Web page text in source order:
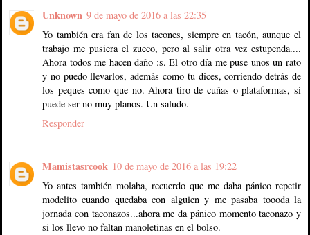
Unknown 9 de mayo de 2016 a las 22:35
Yo también era fan de los tacones, siempre en tacón, aunque el
trabajo me pusiera el zueco, pero al salir otra vez estupenda....
Ahora todos me hacen daño :s. El otro día me puse unos un rato
y no puedo llevarlos, además como tu dices, corriendo detrás de
los peques como que no. Ahora tiro de cuñas o plataformas, si
puede ser no muy planos. Un saludo.
Responder
Mamistasrcook 10 de mayo de 2016 a las 19:22
Yo antes también molaba, recuerdo que me daba pánico repetir
modelito cuando quedaba con alguien y me pasaba toooda la
jornada con taconazos...ahora me da pánico momento taconazo y
si los llevo no faltan manoletinas en el bolso.